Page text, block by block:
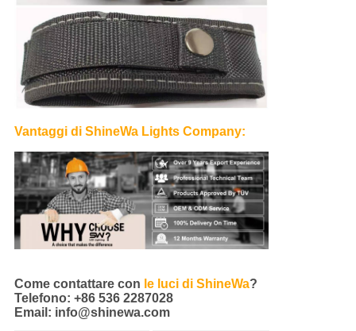
Vantaggi di ShineWa Lights Company:
Come contattare con le luci di ShineWa?
Telefono: +86 536 2287028
Email: info@shinewa.com